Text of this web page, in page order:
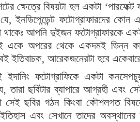
ক্ষেত্রে বিষয়টা হল একটা ‘পারফেক্ট
,ইনডিপেন্ডেন্ট ফটোগ্রাফারদের কোন
থাকেঃ আপনি দুইজন ফটোগ্রাফারকে
একে অপরের থেকে একদমই ভিন্ন
ইতিবাচক, আরেকজনেরটা হবে
ইদানিং ফটোগ্রাফিকে একটা
,তারা ছবিটার ব্যাপারে আগ্রহী এবং
ছবির গঠন কিংবা কৌশলগত
এবং সেখানে তাদের